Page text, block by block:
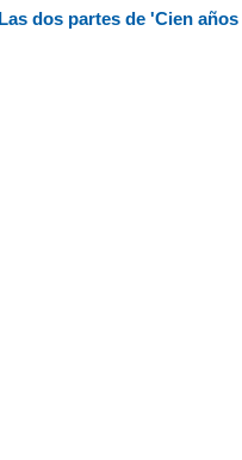
Las dos partes de 'Cien